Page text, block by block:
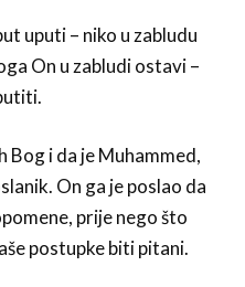
uputi – niko u zabludu
On u zabludi ostavi –
Bog i da je Muhammed,
On ga je poslao da
prije nego što
postupke biti pitani.